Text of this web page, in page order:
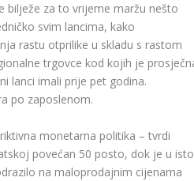
bilježe za to vrijeme maržu nešto
svim lancima, kako
rastu otprilike u skladu s rastom
trgovce kod kojih je
lanci imali prije pet godina.
po zaposlenom.
monetarna politika – tvrdi
povećan 50 posto, dok je u isto
na maloprodajnim cijenama